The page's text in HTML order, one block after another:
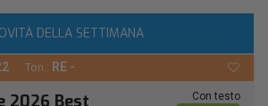
DELLA SETTIMANA
Ton.: RE -
2026 Best
Con testo